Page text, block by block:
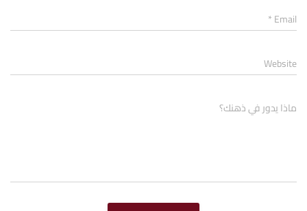
Email
*
Website
ماذا يدور في ذهنك؟